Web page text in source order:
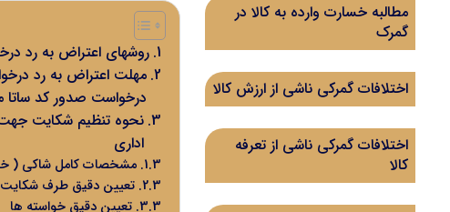
مطالبه خسارت وارده به کالا در
گمرک
اختلافات گمرکی ناشی از ارزش کالا
اختلافات گمرکی ناشی از تعرفه
کالا
روشهای اعتراض به رد
مهلت اعتراض به رد
درخواست صدور کد
نحوه تنظیم شکایت
اداری
مشخصات کامل شاکی (
تعیین دقیق طرف
تعیین دقیق خواسته ها